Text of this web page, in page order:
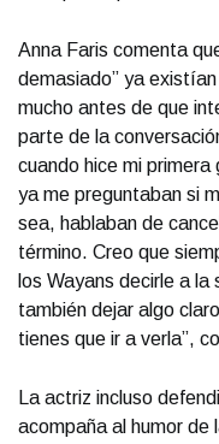
Anna Faris comenta
demasiado” ya
mucho antes de que
parte de la
cuando hice mi primera
ya me preguntaban si
sea, hablaban de
término. Creo que
los Wayans decirle a la
también dejar algo
tienes que ir a verla”,
La actriz incluso
acompaña al humor de